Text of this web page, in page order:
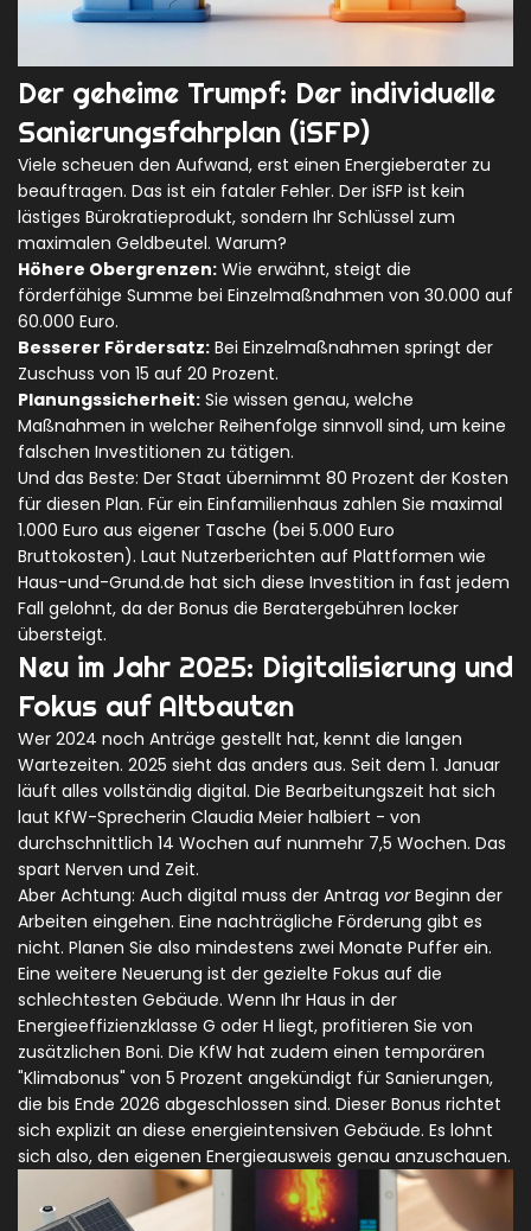
Der geheime Trumpf: Der individuelle
Sanierungsfahrplan (iSFP)
Viele scheuen den Aufwand, erst einen Energieberater zu
beauftragen. Das ist ein fataler Fehler. Der iSFP ist kein
lästiges Bürokratieprodukt, sondern Ihr Schlüssel zum
maximalen Geldbeutel. Warum?
Höhere Obergrenzen: Wie erwähnt, steigt die
förderfähige Summe bei Einzelmaßnahmen von 30.000 auf
60.000 Euro.
Besserer Fördersatz: Bei Einzelmaßnahmen springt der
Zuschuss von 15 auf 20 Prozent.
Planungssicherheit: Sie wissen genau, welche
Maßnahmen in welcher Reihenfolge sinnvoll sind, um keine
falschen Investitionen zu tätigen.
Und das Beste: Der Staat übernimmt 80 Prozent der Kosten
für diesen Plan. Für ein Einfamilienhaus zahlen Sie maximal
1.000 Euro aus eigener Tasche (bei 5.000 Euro
Bruttokosten). Laut Nutzerberichten auf Plattformen wie
Haus-und-Grund.de hat sich diese Investition in fast jedem
Fall gelohnt, da der Bonus die Beratergebühren locker
übersteigt.
Neu im Jahr 2025: Digitalisierung und
Fokus auf Altbauten
Wer 2024 noch Anträge gestellt hat, kennt die langen
Wartezeiten. 2025 sieht das anders aus. Seit dem 1. Januar
läuft alles vollständig digital. Die Bearbeitungszeit hat sich
laut KfW-Sprecherin Claudia Meier halbiert - von
durchschnittlich 14 Wochen auf nunmehr 7,5 Wochen. Das
spart Nerven und Zeit.
Aber Achtung: Auch digital muss der Antrag vorBeginn der
Arbeiten eingehen. Eine nachträgliche Förderung gibt es
nicht. Planen Sie also mindestens zwei Monate Puffer ein.
Eine weitere Neuerung ist der gezielte Fokus auf die
schlechtesten Gebäude. Wenn Ihr Haus in der
Energieeffizienzklasse G oder H liegt, profitieren Sie von
zusätzlichen Boni. Die KfW hat zudem einen temporären
"Klimabonus" von 5 Prozent angekündigt für Sanierungen,
die bis Ende 2026 abgeschlossen sind. Dieser Bonus richtet
sich explizit an diese energieintensiven Gebäude. Es lohnt
sich also, den eigenen Energieausweis genau anzuschauen.